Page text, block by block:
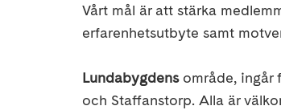
Vårt mål är att stärka
erfarenhetsutbyte samt
Lundabygdensområde, ingår
och Staffanstorp. Alla är